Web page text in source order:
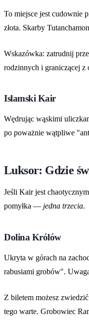
To miejsce jest cudownie
złota. Skarby
Wskazówka: zatrudnij
rodzinnych i graniczącej z
Islamski Kair
Wędrując wąskimi
po poważnie wątpliwe
Luksor: Gdzie
Jeśli Kair jest
pomyłka — jedna trzecia.
Dolina Królów
Ukryta w górach na
rabusiami grobów".
Z biletem możesz
tego warte. Grobowiec